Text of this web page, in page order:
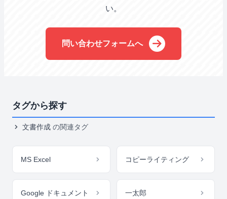
い。
問い合わせフォームへ
タグから探す
文書作成 の関連タグ
MS Excel コピーライティング
Google ドキュメント 一太郎